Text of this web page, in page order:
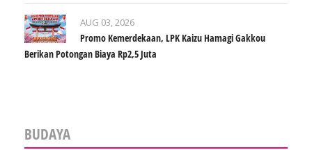
AUG 03, 2026
Promo Kemerdekaan, LPK Kaizu Hamagi Gakkou
Berikan Potongan Biaya Rp2,5 Juta
BUDAYA